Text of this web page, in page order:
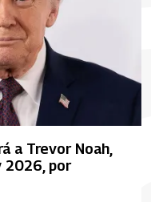
a Trevor Noah,
2026, por